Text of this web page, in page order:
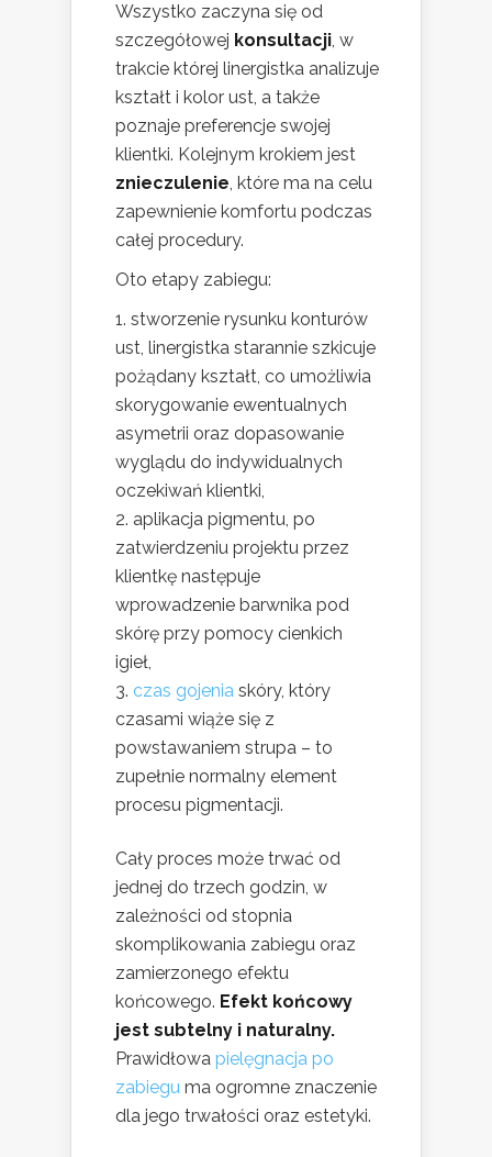
Wszystko zaczyna się od
szczegółowej konsultacji, w
trakcie której linergistka analizuje
kształt i kolor ust, a także
poznaje preferencje swojej
klientki. Kolejnym krokiem jest
znieczulenie, które ma na celu
zapewnienie komfortu podczas
całej procedury.
Oto etapy zabiegu:
stworzenie rysunku konturów
ust, linergistka starannie szkicuje
pożądany kształt, co umożliwia
skorygowanie ewentualnych
asymetrii oraz dopasowanie
wyglądu do indywidualnych
oczekiwań klientki,
aplikacja pigmentu, po
zatwierdzeniu projektu przez
klientkę następuje
wprowadzenie barwnika pod
skórę przy pomocy cienkich
igieł,
czas gojenia skóry, który
czasami wiąże się z
powstawaniem strupa – to
zupełnie normalny element
procesu pigmentacji.
Cały proces może trwać od
jednej do trzech godzin, w
zależności od stopnia
skomplikowania zabiegu oraz
zamierzonego efektu
końcowego. Efekt końcowy
jest subtelny i naturalny.
Prawidłowa pielęgnacja po
zabiegu ma ogromne znaczenie
dla jego trwałości oraz estetyki.